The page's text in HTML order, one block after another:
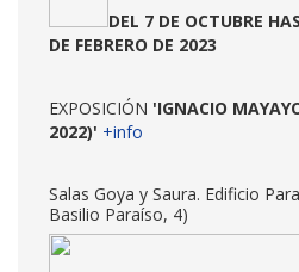
DEL 7 DE OCTUBRE
DE FEBRERO DE 2023
EXPOSICIÓN 'IGNACIO
2022)' +info
Salas Goya y Saura. Edificio
Basilio Paraíso, 4)